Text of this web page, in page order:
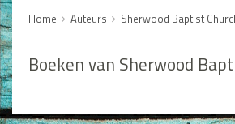
Huwelijk en Gezin
Opvoeding
Alle producten
Man / Vrouw
Home Auteurs Sherwood Baptist
Boeken van Sherwood